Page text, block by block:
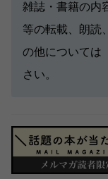
雑誌・書籍の内
等の転載、朗読
の他については
さい。